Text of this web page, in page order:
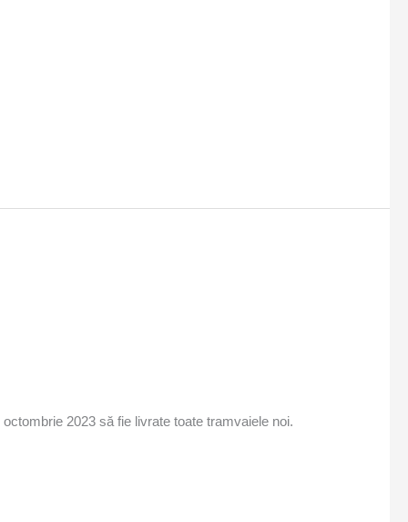
2023 să fie livrate toate tramvaiele noi.